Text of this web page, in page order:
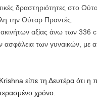
δραστηριότητες στο
την Ούταρ Πραντές.
αξίας άνω των 336
ασφάλεια των γυναικών, με
είπε τη Δευτέρα ότι η
χρόνο.